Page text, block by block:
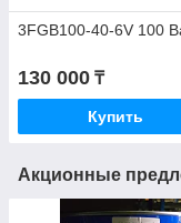
3FGB100-40-6V 100
130 000 ₸
Купить
Акционные